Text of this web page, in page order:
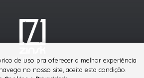
® TODOS DIREITOS RESERVADOS
de uso pra oferecer a melhor experiência
no nosso site, aceita esta condição.